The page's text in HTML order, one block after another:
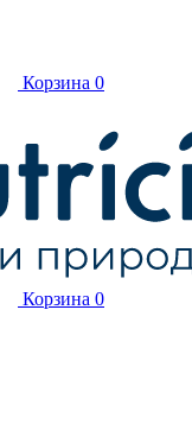
Корзина 0
Корзина 0